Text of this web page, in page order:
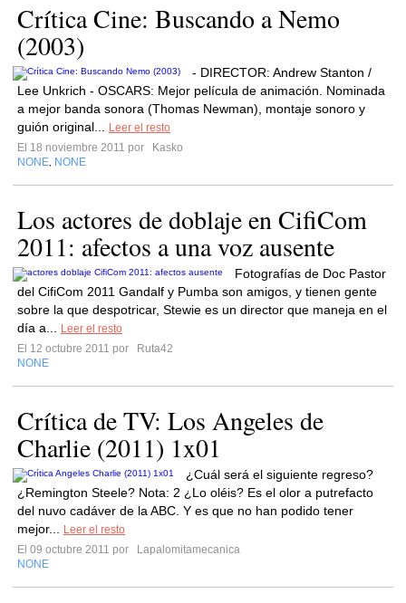
Crítica Cine: Buscando a Nemo
(2003)
- DIRECTOR: Andrew Stanton /
Lee Unkrich - OSCARS: Mejor película de animación. Nominada
a mejor banda sonora (Thomas Newman), montaje sonoro y
guión original...
Leer el resto
El 18 noviembre 2011 por
Kasko
NONE NONE
Los actores de doblaje en CifiCom
2011: afectos a una voz ausente
Fotografías de Doc Pastor
del CifiCom 2011 Gandalf y Pumba son amigos, y tienen gente
sobre la que despotricar, Stewie es un director que maneja en el
día a...
Leer el resto
El 12 octubre 2011 por
Ruta42
NONE
Crítica de TV: Los Angeles de
Charlie (2011) 1x01
¿Cuál será el siguiente regreso?
¿Remington Steele? Nota: 2 ¿Lo oléis? Es el olor a putrefacto
del nuvo cadáver de la ABC. Y es que no han podido tener
mejor...
Leer el resto
El 09 octubre 2011 por
Lapalomitamecanica
NONE